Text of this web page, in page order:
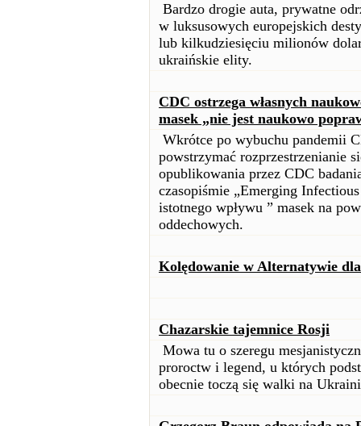
Bardzo drogie auta, prywatne
w luksusowych europejskich
lub kilkudziesięciu milionów
ukraińskie elity.
CDC ostrzega własnych
masek „nie jest naukowo
Wkrótce po wybuchu pandemii
powstrzymać rozprzestrzenianie
opublikowania przez CDC
czasopiśmie „Emerging
istotnego wpływu ” masek na
oddechowych.
Kolędowanie w Alternatywie
Chazarskie tajemnice Rosji
Mowa tu o szeregu
proroctw i legend, u których
obecnie toczą się walki na